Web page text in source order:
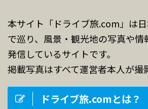
本サイト「ドライブ旅.com」は
で巡り、風景・観光地の写真や情
発信しているサイトです。
掲載写真はすべて運営者本人が撮
ドライブ旅.comとは？